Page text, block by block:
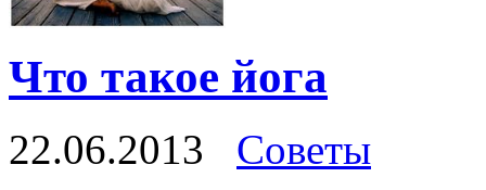
Что такое йога
22.06.2013
Советы